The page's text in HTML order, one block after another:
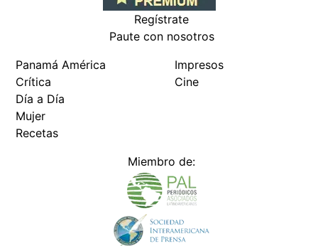
Regístrate
Paute con nosotros
Panamá América
Crítica
Día a Día
Mujer
Recetas
Impresos
Cine
Miembro de: